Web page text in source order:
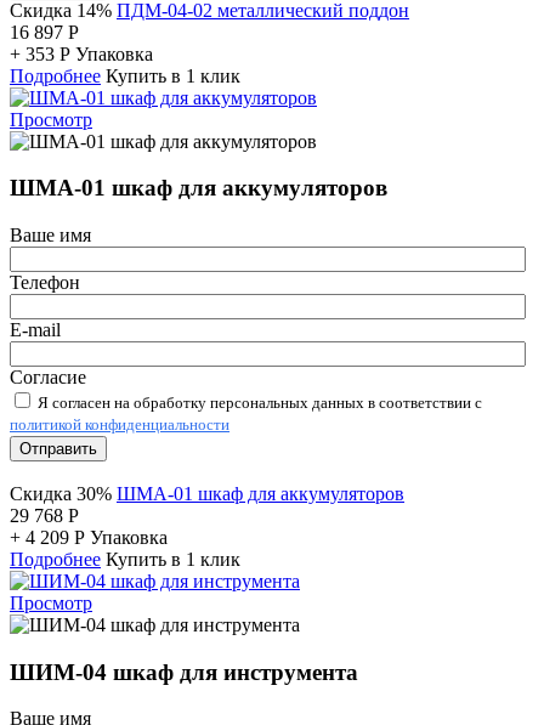
Скидка 14% ПДМ-04-02 металлический поддон
16 897 Р
+ 353 Р Упаковка
Подробнее Купить в 1 клик
Просмотр
ШМА-01 шкаф для аккумуляторов
Ваше имя
Телефон
E-mail
Согласие
Я согласен на обработку персональных данных в соответствии с
политикой конфиденциальности
Отправить
Скидка 30% ШМА-01 шкаф для аккумуляторов
29 768 Р
+ 4 209 Р Упаковка
Подробнее Купить в 1 клик
Просмотр
ШИМ-04 шкаф для инструмента
Ваше имя